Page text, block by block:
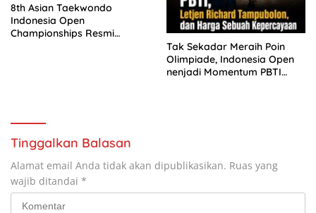
8th Asian Taekwondo
Indonesia Open
Championships Resmi
Tak Sekadar Meraih Poin
Olimpiade, Indonesia Open
nenjadi Momentum PBTI
Tinggalkan Balasan
Alamat email Anda tidak akan dipublikasikan. Ruas yang
wajib ditandai *